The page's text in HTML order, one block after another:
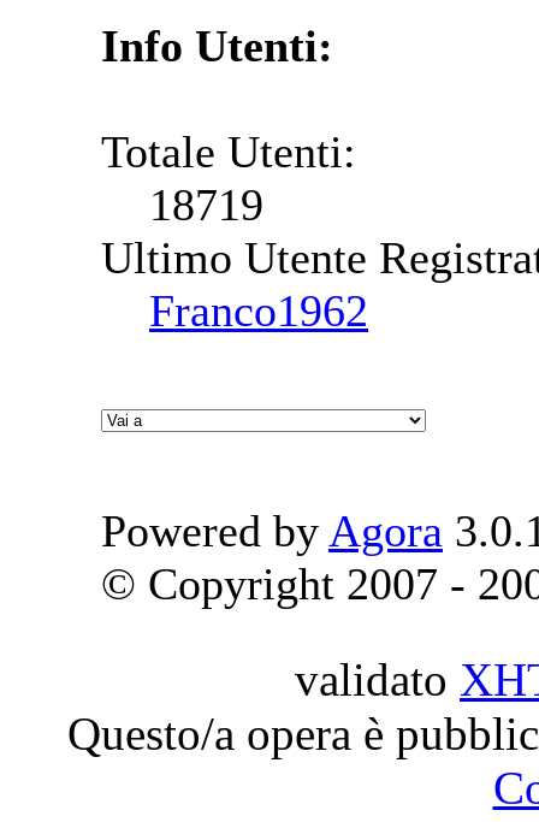
Info Utenti:
Totale Utenti:
18719
Ultimo Utente
Franco1962
Powered by Agora
© Copyright 2007 -
validato
Questo/a opera è